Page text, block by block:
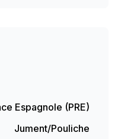
Espagnole (PRE)
Jument/Pouliche